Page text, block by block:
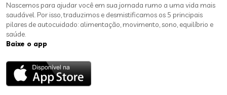
Nascemos para ajudar você em sua jornada rumo a uma vida mais
saudável. Por isso, traduzimos e desmistificamos os 5 principais
pilares de autocuidado: alimentação, movimento, sono, equilíbrio e
saúde.
Baixe o app